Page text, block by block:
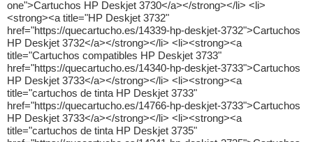
one">Cartuchos HP Deskjet 3730</a></strong></li> <li>
<strong><a title="HP Deskjet 3732"
href="https://quecartucho.es/14339-hp-deskjet-3732">Cartuchos
HP Deskjet 3732</a></strong></li> <li><strong><a
title="Cartuchos compatibles HP Deskjet 3733"
href="https://quecartucho.es/14340-hp-deskjet-3733">Cartuchos
HP Deskjet 3733</a></strong></li> <li><strong><a
title="cartuchos de tinta HP Deskjet 3733"
href="https://quecartucho.es/14766-hp-deskjet-3733">Cartuchos
HP Deskjet 3733</a></strong></li> <li><strong><a
title="cartuchos de tinta HP Deskjet 3735"